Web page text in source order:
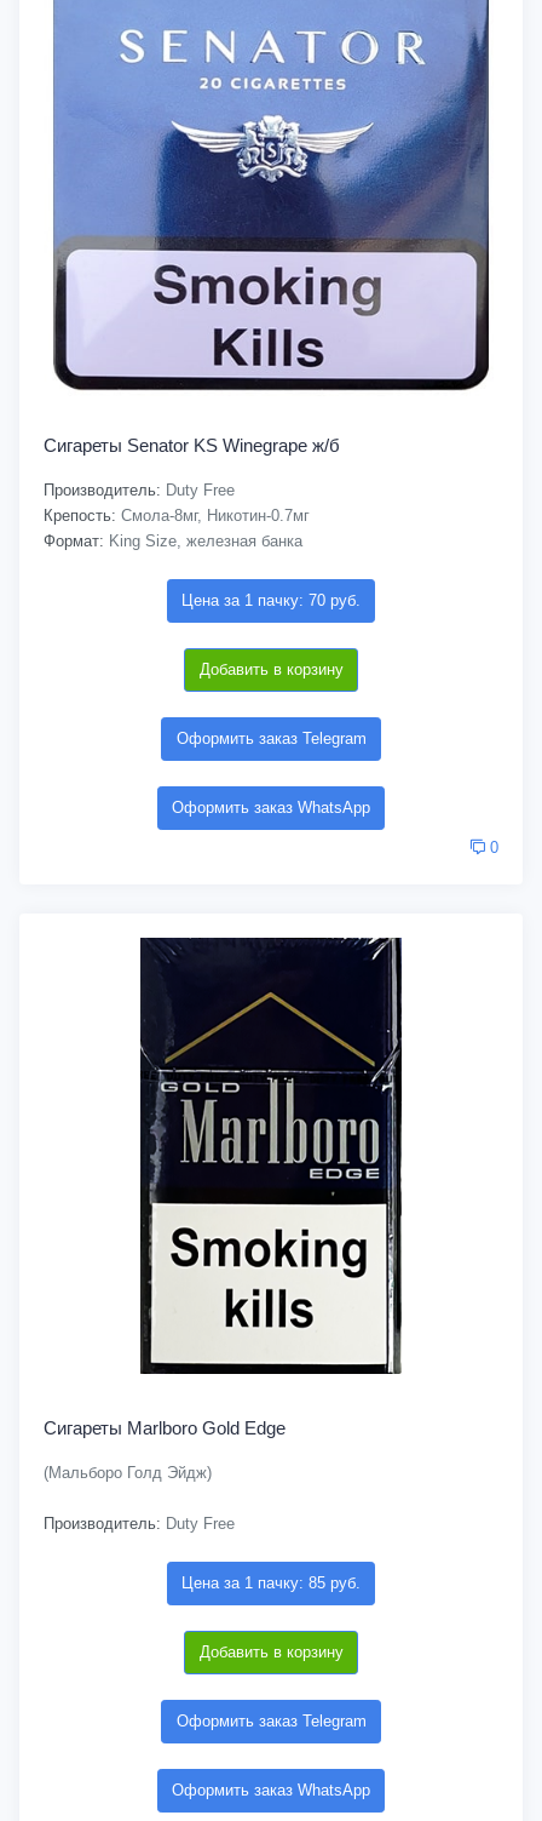
Сигареты Senator KS Winegrape ж/б
Производитель: Duty Free
Крепость: Смола-8мг, Никотин-0.7мг
Формат: King Size, железная банка
Цена за 1 пачку: 70 руб.
Добавить в корзину
Оформить заказ Telegram
Оформить заказ WhatsApp
0
Сигареты Marlboro Gold Edge
(Мальборо Голд Эйдж)
Производитель: Duty Free
Цена за 1 пачку: 85 руб.
Добавить в корзину
Оформить заказ Telegram
Оформить заказ WhatsApp